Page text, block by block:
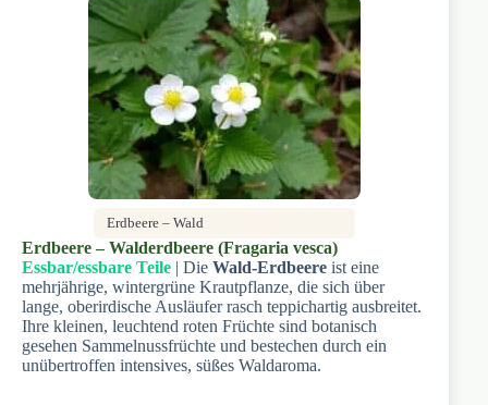
Erdbeere – Wald
Erdbeere – Walderdbeere (Fragaria vesca)
Essbar/essbare Teile | Die Wald-Erdbeere ist eine
mehrjährige, wintergrüne Krautpflanze, die sich über
lange, oberirdische Ausläufer rasch teppichartig ausbreitet.
Ihre kleinen, leuchtend roten Früchte sind botanisch
gesehen Sammelnussfrüchte und bestechen durch ein
unübertroffen intensives, süßes Waldaroma.